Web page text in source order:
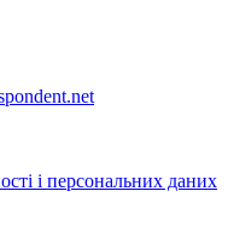
і персональних даних